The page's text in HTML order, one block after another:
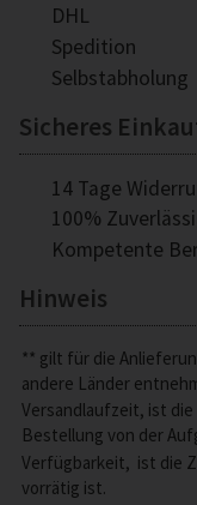
DHL
Spedition
Selbstabholung
Sicheres
14 Tage
100%
Kompetente
Hinweis
** gilt für die
andere Länder
Versandlaufzeit, ist
Bestellung von der
Verfügbarkeit, ist die
vorrätig ist.